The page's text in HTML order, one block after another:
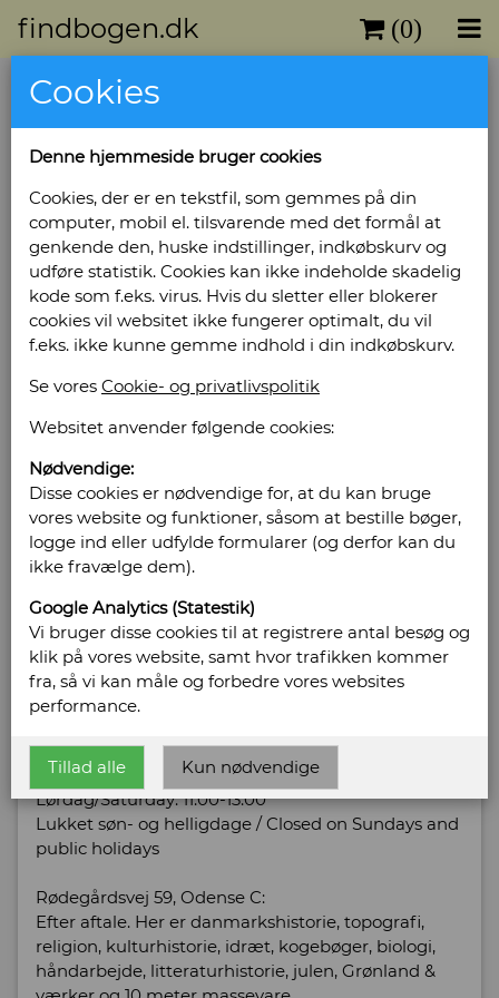
findbogen.dk (0)
Biler 2002. Årets nye biler
Forlag: Carlsen - Udgivet år: 2002 - Antal bind: 1
- Antal sider: 80 -
Bog ID: 3939
Pris: Kr. 60,00
Læg i kurv
Sælges af: Akademisk
Antikvariat
Klaregade 27
5000 Odense C
Telefonnr: 66 17 75 48
CVR/SE: 12316275
Hjemmeside:http://www.akademisk-antikvariat.dk
Email:info@akademisk-antikvariat.dk
Vis alle bøger fra Akademisk Antikvariat
Klaregade 27, Odense C:
Mandag/Monday - Fredag/Friday: 14.00 - 17.00
Lørdag/Saturday: 11.00-13.00
Lukket søn- og helligdage / Closed on Sundays and
public holidays
Rødegårdsvej 59, Odense C:
Efter aftale. Her er danmarkshistorie, topografi,
religion, kulturhistorie, idræt, kogebøger, biologi,
håndarbejde, litteraturhistorie, julen, Grønland &
Cookies
Denne hjemmeside bruger cookies
Cookies, der er en tekstfil, som gemmes på din
computer, mobil el. tilsvarende med det formål at
genkende den, huske indstillinger, indkøbskurv og
udføre statistik. Cookies kan ikke indeholde skadelig
kode som f.eks. virus. Hvis du sletter eller blokerer
cookies vil websitet ikke fungerer optimalt, du vil
f.eks. ikke kunne gemme indhold i din indkøbskurv.
Se vores Cookie- og privatlivspolitik
Websitet anvender følgende cookies:
Nødvendige:
Disse cookies er nødvendige for, at du kan bruge
vores website og funktioner, såsom at bestille bøger,
logge ind eller udfylde formularer (og derfor kan du
ikke fravælge dem).
Google Analytics (Statestik)
Vi bruger disse cookies til at registrere antal besøg og
klik på vores website, samt hvor trafikken kommer
fra, så vi kan måle og forbedre vores websites
performance.
Tillad alle Kun nødvendige